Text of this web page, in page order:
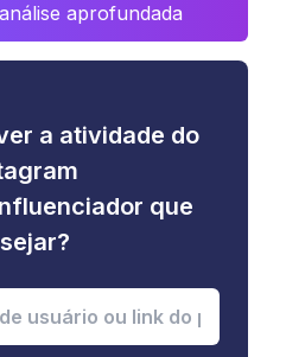
aprofundada
a atividade do
que